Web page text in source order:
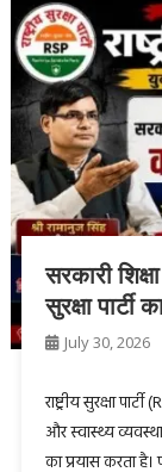
सरकारी
सुरक्षा पार्टी
July 30, 2026
राष्ट्रीय सुरक्षा
और स्वास्थ्य
का प्रयास करता है।